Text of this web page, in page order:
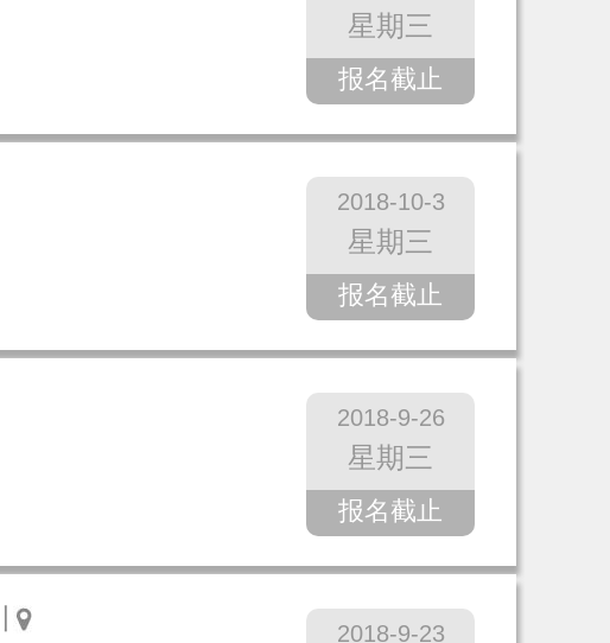
星期三
报名截止
2018-10-3
星期三
报名截止
2018-9-26
星期三
报名截止
2018-9-23